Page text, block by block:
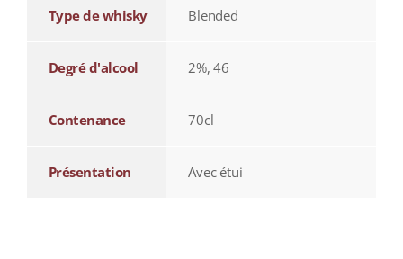
Type de whisky Blended
Degré d'alcool 2%, 46
Contenance 70cl
Présentation Avec étui